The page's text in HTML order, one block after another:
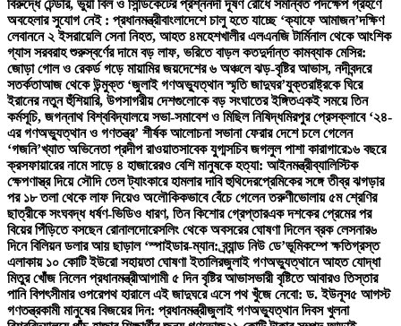
বিরুদ্ধে টেন্ডার, ভুয়া বিল ও সিন্ডিকেটের প্রশ্ননদী দূষণ রোধে সমন্বিত পদক্ষেপ গ্রহণে
অবহেলার সুযোগ নেই : প্রধানমন্ত্রীবাংলাদেশে চালু হতে যাচ্ছে ‘ক্যাফে আমাজন’দক্ষিণ
লেবাননে ২ ইসরায়েলি সেনা নিহত, আহত ৪মহেশখালীর এলএনজি টার্মিনাল থেকে আংশিক
গ্যাস সরবরাহ শুরুস্বর্ণের দামে বড় লাফ, ভরিতে বাড়ল কতদুর্দান্ত কামব্যাক মেসির:
জোড়া গোল ও রেকর্ড গড়ে মায়ামির জয়দেশের ৬ অঞ্চলে ঝড়-বৃষ্টির আভাস, নদীবন্দরে
সতর্কতাআজ থেকে উন্মুক্ত ‘জুলাই গণঅভ্যুত্থান স্মৃতি জাদুঘর’যুক্তরাষ্ট্রকে ঘিরে
ইরানের নতুন হুঁশিয়ারি, উপসাগরীয় দেশগুলোকে বড় সংঘাতের ইঙ্গিতএকই সময়ে তিন
কর্মসূচি, জগন্নাথ বিশ্ববিদ্যালয়ে সভা-সমাবেশ ও মিছিল নিষিদ্ধমিরপুর প্রেসক্লাবে ‘২৪-
এর গণঅভ্যুত্থান ও গণতন্ত্র’ শীর্ষক আলোচনা সভানা ফেরার দেশে চলে গেলেন
‘গজনি’খ্যাত অভিনেতা প্রদীপ রাওয়াতসাবেক যুগ্মসচিব জগলুল পাশা কারাগারে১৬ বছরে
ক্রসফায়ারের নামে সাড়ে ৪ হাজারেরও বেশি মানুষকে হত্যা: আইনমন্ত্রীব্যালিস্টিক
ক্ষেপণাস্ত্র দিয়ে সৌদি তেল ট্যাংকারে হামলার দাবি হুথিদেরপ্রেমিকের সঙ্গে তীব্র ঝগড়ার
পর ১৮ তলা থেকে লাফ দিয়েও অলৌকিকভাবে বেঁচে গেলেন তরুণীভোলায় ৫ম শ্রেণির
ছাত্রীকে সংঘবদ্ধ ধর্ষণ-ভিডিও ধারণ, তিন কিশোর গ্রেপ্তারএক দশকের প্রেমের পর
বিয়ের পিঁড়িতে বসছেন রোনালদোরেসলিং থেকে অবসরের ঘোষণা দিলেন ব্রক লেসনার৬
দিনে বিলিয়ন ডলার আয় ছাড়াল ‘স্পাইডার-ম্যান: ব্র্যান্ড নিউ ডে’ভূমিকম্পে ক্ষতিগ্রস্ত
এলাকায় ১০ কোটি ইউরো সহায়তা ঘোষণা ইতালিরজুলাই গণঅভ্যুত্থানে আহত যোদ্ধা
মিতুর খোঁজ নিলেন প্রধানমন্ত্রীআগামী ৫ দিন বৃষ্টির আভাসভারী বৃষ্টিতে আবারও তিস্তার
পানি বিপৎসীমার ওপরেপথ হারালে এই জাদুঘরে এসে পথ খুঁজে নেবো: ড. ইউনূস৫ আগস্ট
গণতন্ত্রকামী মানুষের বিজয়ের দিন: প্রধানমন্ত্রীজুলাই গণঅভ্যুত্থান দিবস খুলনা